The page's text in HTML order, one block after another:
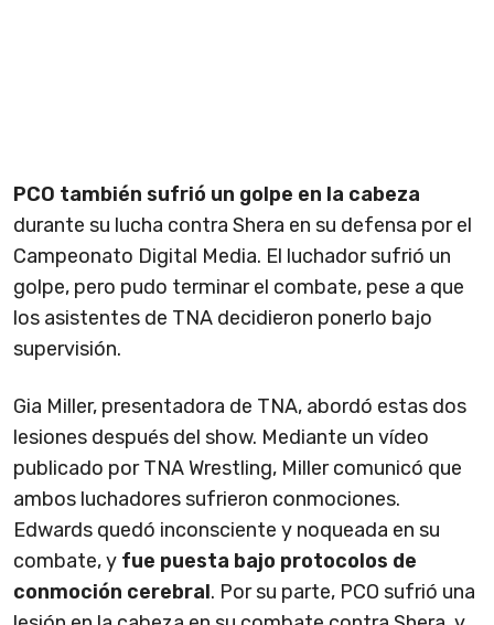
PCO también sufrió un golpe en la cabeza
durante su lucha contra Shera en su defensa por el
Campeonato Digital Media. El luchador sufrió un
golpe, pero pudo terminar el combate, pese a que
los asistentes de TNA decidieron ponerlo bajo
supervisión.
Gia Miller, presentadora de TNA, abordó estas dos
lesiones después del show. Mediante un vídeo
publicado por TNA Wrestling, Miller comunicó que
ambos luchadores sufrieron conmociones.
Edwards quedó inconsciente y noqueada en su
combate, y fue puesta bajo protocolos de
conmoción cerebral. Por su parte, PCO sufrió una